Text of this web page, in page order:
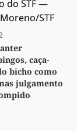
caça-
bicho como
julgamento